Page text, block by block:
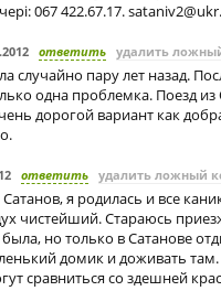
067 422.67.17.
ответить удалить
случайно пару лет назад.
одна проблемка. Поезд
дорогой вариант как
ответить удалить ложный
я родилась и все
чистейший. Стараюсь
была, но только в Сатанове
домик и доживать
сравниться со здешней